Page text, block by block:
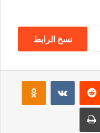
نسخ الرابط